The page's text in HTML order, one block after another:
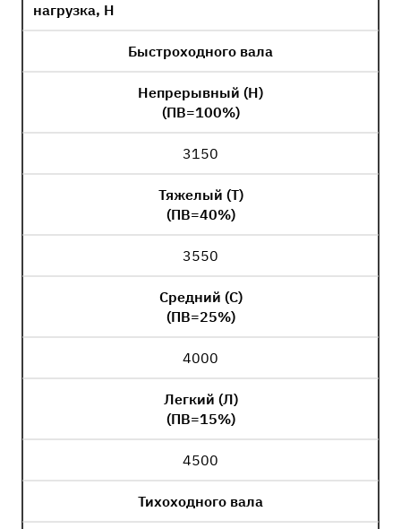
нагрузка, Н
Быстроходного вала
Непрерывный (Н)
(ПВ=100%)
3150
Тяжелый (Т)
(ПВ=40%)
3550
Средний (С)
(ПВ=25%)
4000
Легкий (Л)
(ПВ=15%)
4500
Тихоходного вала